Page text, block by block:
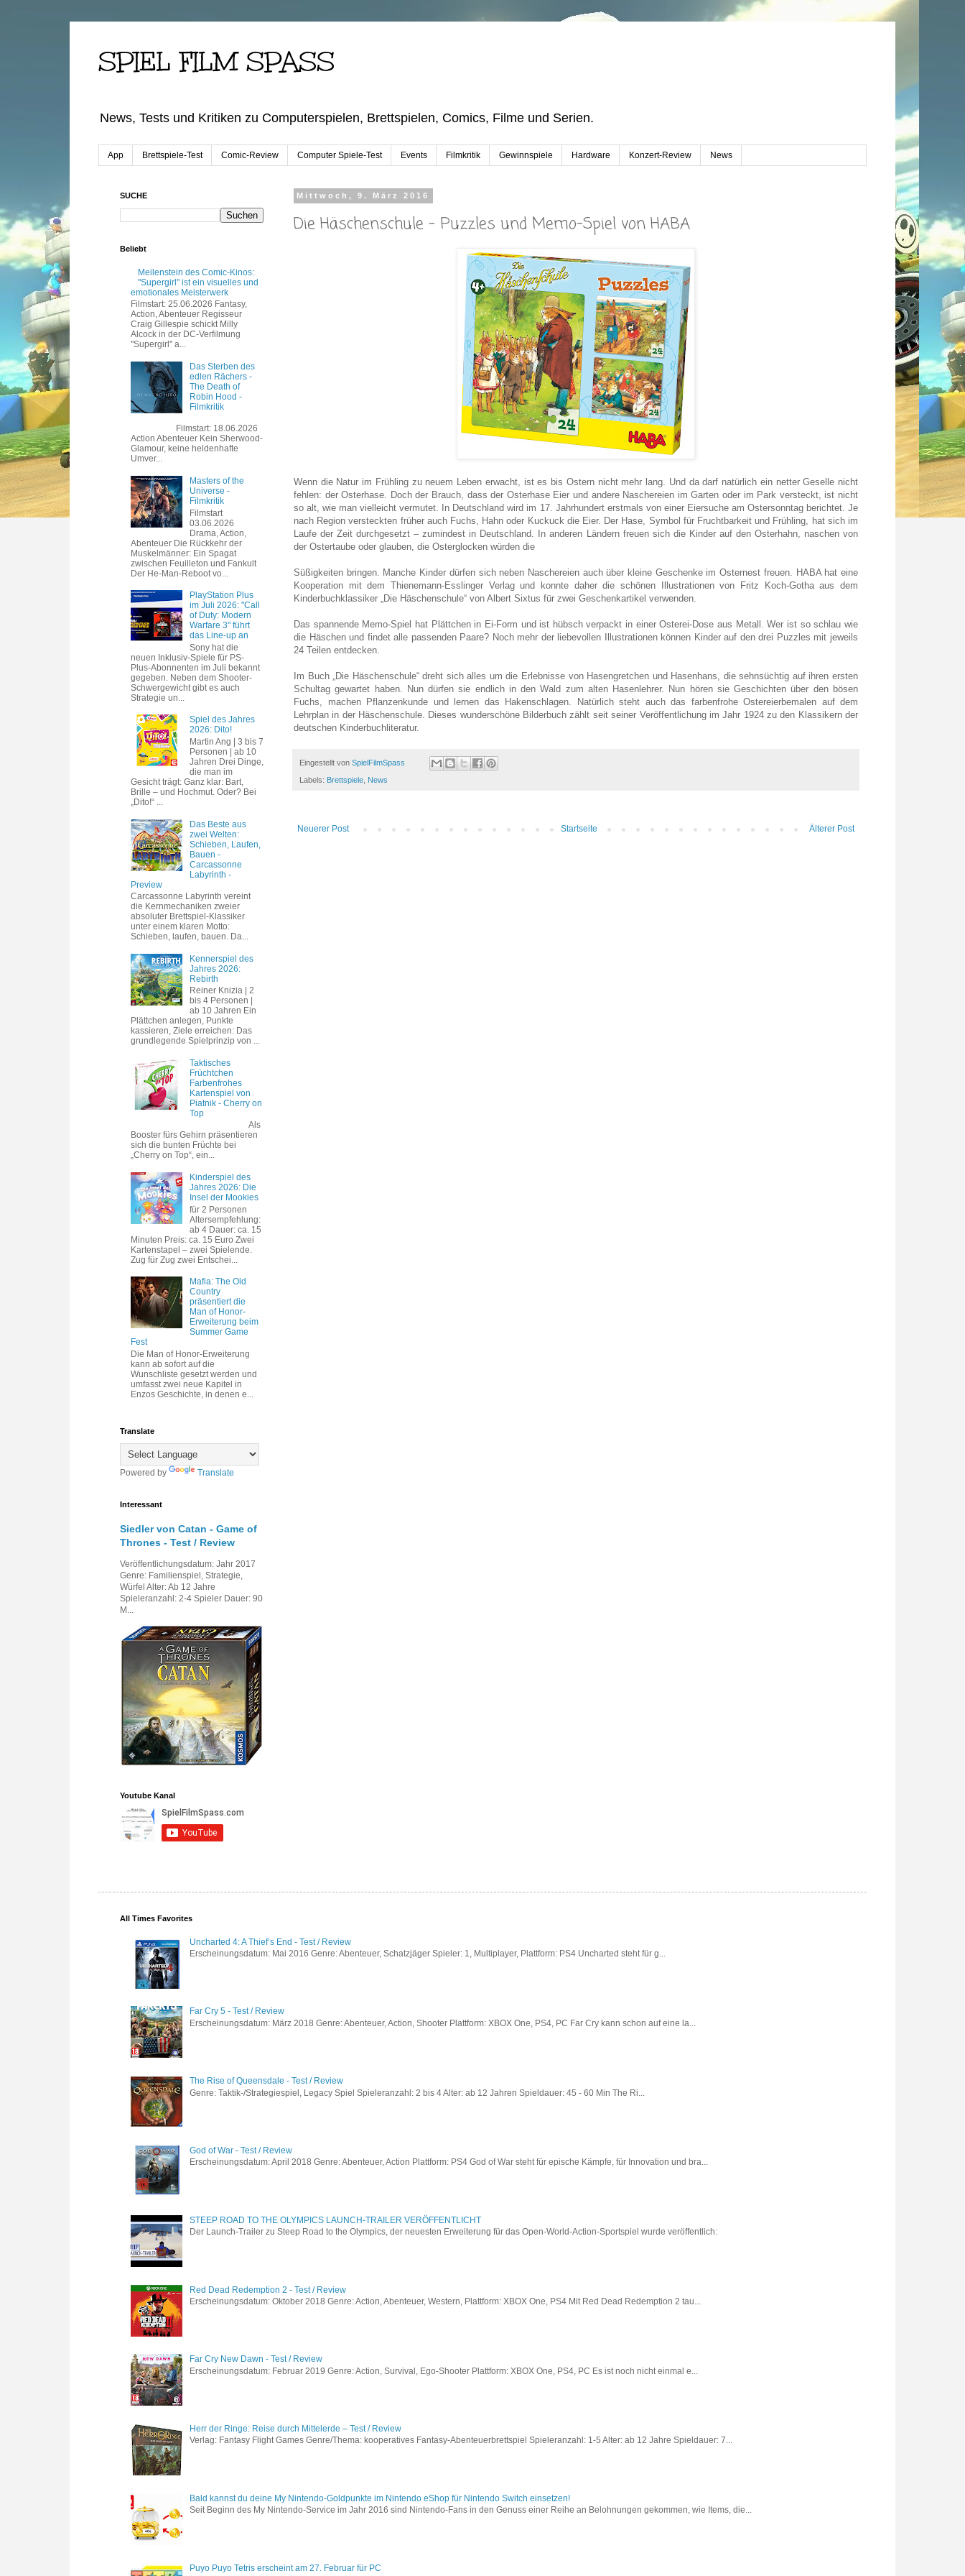
SPIEL FILM SPASS
News, Tests und Kritiken zu Computerspielen, Brettspielen, Comics, Filme und Serien.
App Brettspiele-Test Comic-Review Computer Spiele-Test Events Filmkritik Gewinnspiele Hardware Konzert-Review News
Mittwoch, 9. März 2016
Die Häschenschule – Puzzles und Memo-Spiel von HABA
Wenn die Natur im Frühling zu neuem Leben erwacht, ist es bis Ostern nicht mehr lang. Und da darf natürlich ein netter Geselle nicht
fehlen: der Osterhase. Doch der Brauch, dass der Osterhase Eier und andere Naschereien im Garten oder im Park versteckt, ist nicht
so alt, wie man vielleicht vermutet. In Deutschland wird im 17. Jahrhundert erstmals von einer Eiersuche am Ostersonntag berichtet. Je
nach Region versteckten früher auch Fuchs, Hahn oder Kuckuck die Eier. Der Hase, Symbol für Fruchtbarkeit und Frühling, hat sich im
Laufe der Zeit durchgesetzt – zumindest in Deutschland. In anderen Ländern freuen sich die Kinder auf den Osterhahn, naschen von
der Ostertaube oder glauben, die Osterglocken würden die
Süßigkeiten bringen. Manche Kinder dürfen sich neben Naschereien auch über kleine Geschenke im Osternest freuen. HABA hat eine
Kooperation mit dem Thienemann-Esslinger Verlag und konnte daher die schönen Illustrationen von Fritz Koch-Gotha aus dem
Kinderbuchklassiker „Die Häschenschule“ von Albert Sixtus für zwei Geschenkartikel verwenden.
Das spannende Memo-Spiel hat Plättchen in Ei-Form und ist hübsch verpackt in einer Osterei-Dose aus Metall. Wer ist so schlau wie
die Häschen und findet alle passenden Paare? Noch mehr der liebevollen Illustrationen können Kinder auf den drei Puzzles mit jeweils
24 Teilen entdecken.
Im Buch „Die Häschenschule“ dreht sich alles um die Erlebnisse von Hasengretchen und Hasenhans, die sehnsüchtig auf ihren ersten
Schultag gewartet haben. Nun dürfen sie endlich in den Wald zum alten Hasenlehrer. Nun hören sie Geschichten über den bösen
Fuchs, machen Pflanzenkunde und lernen das Hakenschlagen. Natürlich steht auch das farbenfrohe Ostereierbemalen auf dem
Lehrplan in der Häschenschule. Dieses wunderschöne Bilderbuch zählt seit seiner Veröffentlichung im Jahr 1924 zu den Klassikern der
deutschen Kinderbuchliteratur.
Eingestellt von SpielFilmSpass
Labels: Brettspiele, News
Neuerer Post Älterer Post
Startseite
SUCHE
Beliebt
Meilenstein des Comic-Kinos:
"Supergirl" ist ein visuelles und
emotionales Meisterwerk
Filmstart: 25.06.2026 Fantasy,
Action, Abenteuer Regisseur
Craig Gillespie schickt Milly
Alcock in der DC-Verfilmung
"Supergirl" a...
Das Sterben des
edlen Rächers -
The Death of
Robin Hood -
Filmkritik
Filmstart: 18.06.2026
Action Abenteuer Kein Sherwood-
Glamour, keine heldenhafte
Umver...
Masters of the
Universe -
Filmkritik
Filmstart
03.06.2026
Drama, Action,
Abenteuer Die Rückkehr der
Muskelmänner: Ein Spagat
zwischen Feuilleton und Fankult
Der He-Man-Reboot vo...
PlayStation Plus
im Juli 2026: "Call
of Duty: Modern
Warfare 3" führt
das Line-up an
Sony hat die
neuen Inklusiv-Spiele für PS-
Plus-Abonnenten im Juli bekannt
gegeben. Neben dem Shooter-
Schwergewicht gibt es auch
Strategie un...
Spiel des Jahres
2026: Dito!
Martin Ang | 3 bis 7
Personen | ab 10
Jahren Drei Dinge,
die man im
Gesicht trägt: Ganz klar: Bart,
Brille – und Hochmut. Oder? Bei
„Dito!“ ...
Das Beste aus
zwei Welten:
Schieben, Laufen,
Bauen -
Carcassonne
Labyrinth -
Preview
Carcassonne Labyrinth vereint
die Kernmechaniken zweier
absoluter Brettspiel-Klassiker
unter einem klaren Motto:
Schieben, laufen, bauen. Da...
Kennerspiel des
Jahres 2026:
Rebirth
Reiner Knizia | 2
bis 4 Personen |
ab 10 Jahren Ein
Plättchen anlegen, Punkte
kassieren, Ziele erreichen: Das
grundlegende Spielprinzip von ...
Taktisches
Früchtchen
Farbenfrohes
Kartenspiel von
Piatnik - Cherry on
Top
Als
Booster fürs Gehirn präsentieren
sich die bunten Früchte bei
„Cherry on Top“, ein...
Kinderspiel des
Jahres 2026: Die
Insel der Mookies
für 2 Personen
Altersempfehlung:
ab 4 Dauer: ca. 15
Minuten Preis: ca. 15 Euro Zwei
Kartenstapel – zwei Spielende.
Zug für Zug zwei Entschei...
Mafia: The Old
Country
präsentiert die
Man of Honor-
Erweiterung beim
Summer Game
Fest
Die Man of Honor-Erweiterung
kann ab sofort auf die
Wunschliste gesetzt werden und
umfasst zwei neue Kapitel in
Enzos Geschichte, in denen e...
Translate
Powered by Translate
Interessant
Siedler von Catan - Game of
Thrones - Test / Review
Veröffentlichungsdatum: Jahr 2017
Genre: Familienspiel, Strategie,
Würfel Alter: Ab 12 Jahre
Spieleranzahl: 2-4 Spieler Dauer: 90
M...
Youtube Kanal
All Times Favorites
Uncharted 4: A Thief’s End - Test / Review
Erscheinungsdatum: Mai 2016 Genre: Abenteuer, Schatzjäger Spieler: 1, Multiplayer, Plattform: PS4 Uncharted steht für g...
Far Cry 5 - Test / Review
Erscheinungsdatum: März 2018 Genre: Abenteuer, Action, Shooter Plattform: XBOX One, PS4, PC Far Cry kann schon auf eine la...
The Rise of Queensdale - Test / Review
Genre: Taktik-/Strategiespiel, Legacy Spiel Spieleranzahl: 2 bis 4 Alter: ab 12 Jahren Spieldauer: 45 - 60 Min The Ri...
God of War - Test / Review
Erscheinungsdatum: April 2018 Genre: Abenteuer, Action Plattform: PS4 God of War steht für epische Kämpfe, für Innovation und bra...
STEEP ROAD TO THE OLYMPICS LAUNCH-TRAILER VERÖFFENTLICHT
Der Launch-Trailer zu Steep Road to the Olympics, der neuesten Erweiterung für das Open-World-Action-Sportspiel wurde veröffentlich:
Red Dead Redemption 2 - Test / Review
Erscheinungsdatum: Oktober 2018 Genre: Action, Abenteuer, Western, Plattform: XBOX One, PS4 Mit Red Dead Redemption 2 tau...
Far Cry New Dawn - Test / Review
Erscheinungsdatum: Februar 2019 Genre: Action, Survival, Ego-Shooter Plattform: XBOX One, PS4, PC Es ist noch nicht einmal e...
Herr der Ringe: Reise durch Mittelerde – Test / Review
Verlag: Fantasy Flight Games Genre/Thema: kooperatives Fantasy-Abenteuerbrettspiel Spieleranzahl: 1-5 Alter: ab 12 Jahre Spieldauer: 7...
Bald kannst du deine My Nintendo-Goldpunkte im Nintendo eShop für Nintendo Switch einsetzen!
Seit Beginn des My Nintendo-Service im Jahr 2016 sind Nintendo-Fans in den Genuss einer Reihe an Belohnungen gekommen, wie Items, die...
Puyo Puyo Tetris erscheint am 27. Februar für PC